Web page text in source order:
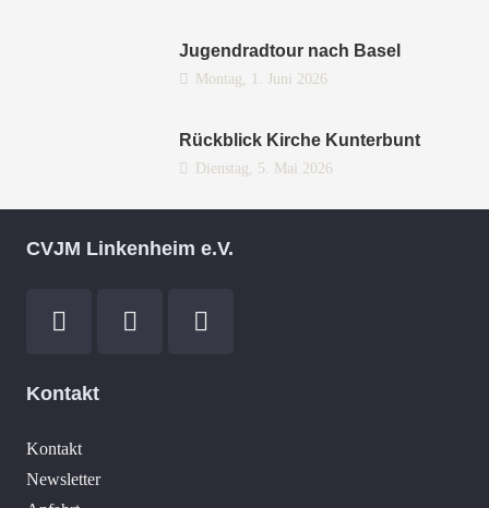
Jugendradtour nach Basel
Montag, 1. Juni 2026
Rückblick Kirche Kunterbunt
Dienstag, 5. Mai 2026
CVJM Linkenheim e.V.
Kontakt
Kontakt
Newsletter